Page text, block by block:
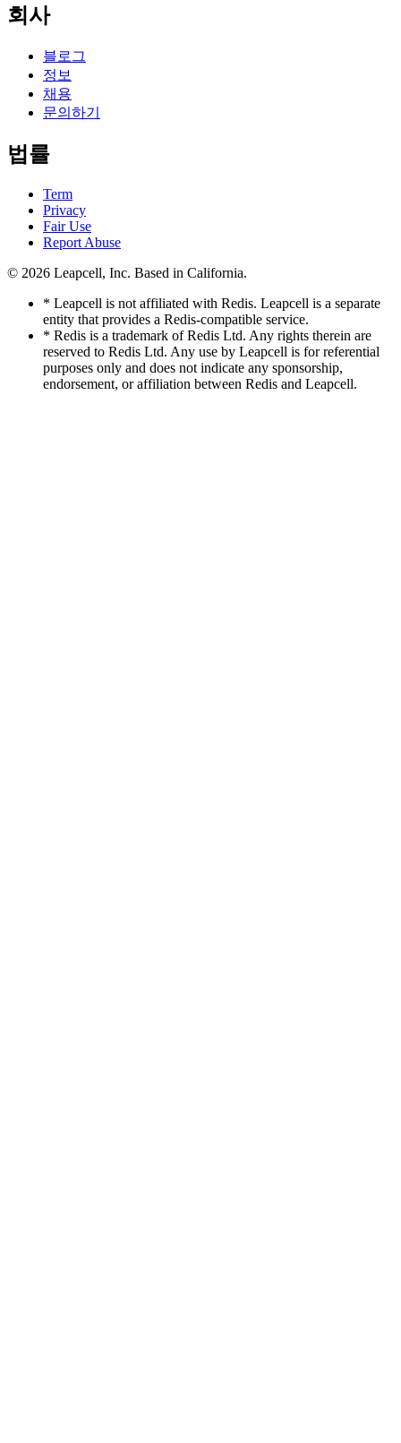
회사
블로그
정보
채용
문의하기
법률
Term
Privacy
Fair Use
Report Abuse
© 2026 Leapcell, Inc. Based in California.
* Leapcell is not affiliated with Redis. Leapcell is a separate
entity that provides a Redis-compatible service.
* Redis is a trademark of Redis Ltd. Any rights therein are
reserved to Redis Ltd. Any use by Leapcell is for referential
purposes only and does not indicate any sponsorship,
endorsement, or affiliation between Redis and Leapcell.